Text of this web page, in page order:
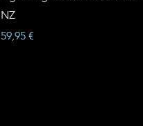
NZ
Prix
59,95 €